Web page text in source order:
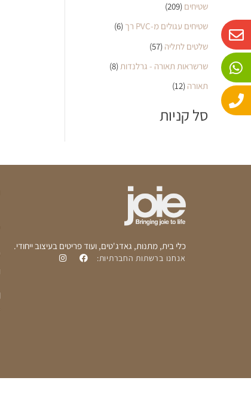
שטיחים (209)
שטיחים עגולים מ-PVC רך
(6)
שלטים לתליה (57)
שרשראות תאורה - גרלנדות (8)
תאורה (12)
סל קניות
כלי בית, מתנות, גאדג'טים, ועוד פריטים בעיצוב ייחודי.
אנחנו ברשתות החברתיות:
E
n
v
e
l
o
p
W
h
a
t
s
a
p
P
h
o
n
e